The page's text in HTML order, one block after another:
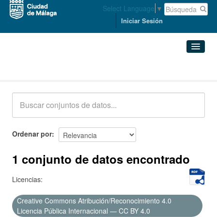
Select Language ▼
Iniciar Sesión
Acerca de
Ordenar por
1 conjunto de datos encontrado
Licencias:
Creative Commons Atribución/Reconocimiento 4.0
Licencia Pública Internacional — CC BY 4.0